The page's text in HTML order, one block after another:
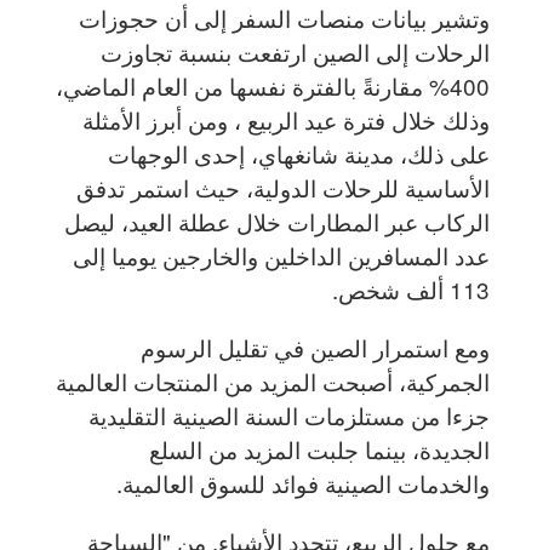
وتشير بيانات منصات السفر إلى أن حجوزات
الرحلات إلى الصين ارتفعت بنسبة تجاوزت
400% مقارنةً بالفترة نفسها من العام الماضي،
وذلك خلال فترة عيد الربيع ، ومن أبرز الأمثلة
على ذلك، مدينة شانغهاي، إحدى الوجهات
الأساسية للرحلات الدولية، حيث استمر تدفق
الركاب عبر المطارات خلال عطلة العيد، ليصل
عدد المسافرين الداخلين والخارجين يوميا إلى
113 ألف شخص.
ومع استمرار الصين في تقليل الرسوم
الجمركية، أصبحت المزيد من المنتجات العالمية
جزءا من مستلزمات السنة الصينية التقليدية
الجديدة، بينما جلبت المزيد من السلع
والخدمات الصينية فوائد للسوق العالمية.
مع حلول الربيع، تتجدد الأشياء. من "السياحة